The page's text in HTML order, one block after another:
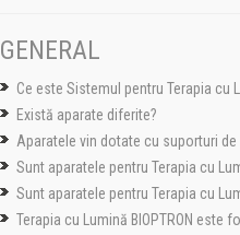
GENERAL
Ce este Sistemul pentru Terapia cu
Există aparate diferite?
Aparatele vin dotate cu suporturi de
Sunt aparatele pentru Terapia cu
Sunt aparatele pentru Terapia cu
Terapia cu Lumină BIOPTRON